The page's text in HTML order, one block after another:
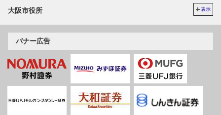
大阪市役所 表示
バナー広告